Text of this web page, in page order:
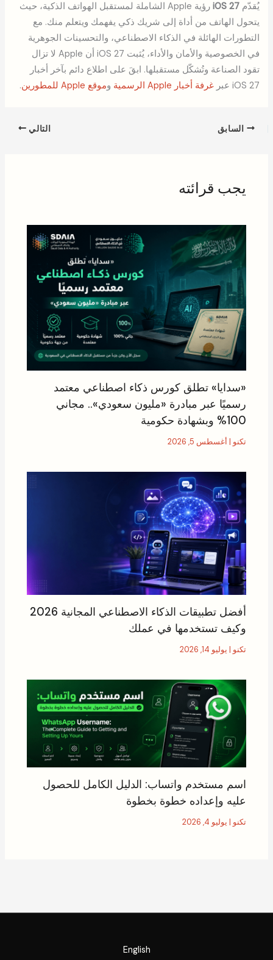
يُقدّمiOS 27
رؤية Apple الشاملة لمستقبل الهواتف الذكية، حيث
يتحول الهاتف من أداة إلى شريك ذكي يفهمك ويتعلم منك. مع
التطورات الهائلة في الذكاء الاصطناعي، والتحسينات الجوهرية
في الخصوصية والأمان والأداء، يُثبت iOS 27 أن Apple لا تزال
تقود الصناعة وتُشكّل مستقبلها. ابقَ على اطلاع دائم بآخر أخبار
iOS 27 عبر
غرفة أخبار Apple الرسمية وموقع Apple للمطورين .
السابق التالي
يجب قرائته
«سدايا» تطلق كورس ذكاء اصطناعي معتمد
رسميًا عبر مبادرة «مليون سعودي».. مجاني
100% وبشهادة حكومية
تكنو | أغسطس 5, 2026
أفضل تطبيقات الذكاء الاصطناعي المجانية 2026
وكيف تستخدمها في عملك
تكنو | يوليو 14, 2026
اسم مستخدم واتساب: الدليل الكامل للحصول
عليه وإعداده خطوة بخطوة
تكنو | يوليو 4, 2026
English